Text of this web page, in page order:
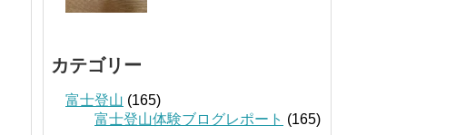
カテゴリー
富士登山 (165)
富士登山体験ブログレポート (165)